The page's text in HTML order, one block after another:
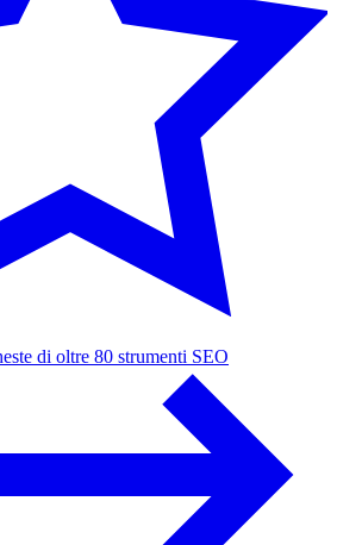
di oltre 80 strumenti SEO